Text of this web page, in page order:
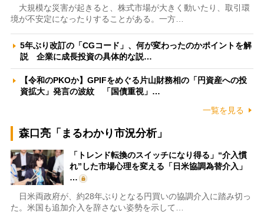
大規模な災害が起きると、株式市場が大きく動いたり、取引環
境が不安定になったりすることがある。一方…
5年ぶり改訂の「CGコード」、何が変わったのかポイントを解
説 企業に成長投資の具体的な説…
【令和のPKOか】GPIFをめぐる片山財務相の「円資産への投
資拡大」発言の波紋 「国債重視」…
一覧を見る
森口亮「まるわかり市況分析」
「トレンド転換のスイッチになり得る」“介入慣
れ”した市場心理を変える「日米協調為替介入」
…
日米両政府が、約28年ぶりとなる円買いの協調介入に踏み切っ
た。米国も追加介入を辞さない姿勢を示して…